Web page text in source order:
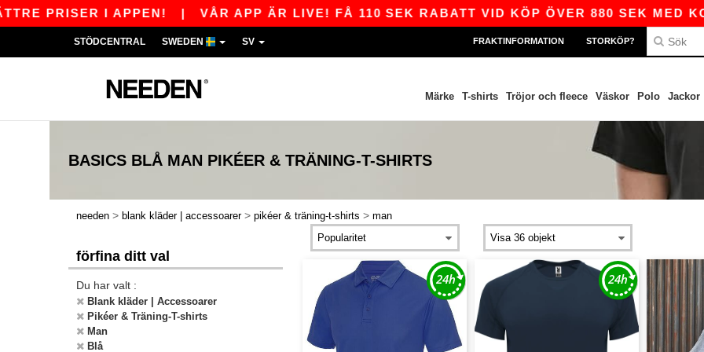
I APPEN! |VÅR APP ÄR LIVE! FÅ 110 SEK RABATT VID KÖP ÖVER 880 SEK MED KODEN
STÖDCENTRAL SWEDEN SV FRAKTINFORMATION STORKÖP?
Märke T-shirts Tröjor och fleece Väskor Polo Jackor
BASICS BLÅ MAN PIKÉER & TRÄNING-T-SHIRTS
needen > blank kläder | accessoarer > pikéer & träning-t-shirts > man
förfina ditt val
Du har valt :
Blank kläder | Accessoarer
Pikéer & Träning-T-shirts
Man
Blå